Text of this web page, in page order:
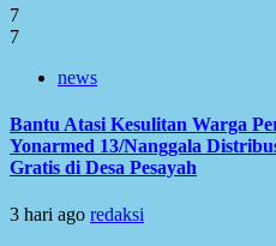
7
7
news
Bantu Atasi Kesulitan Warga
Yonarmed 13/Nanggala
Gratis di Desa Pesayah
3 hari ago redaksi